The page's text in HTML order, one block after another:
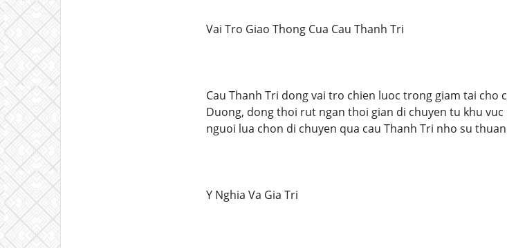
Vai Tro Giao Thong Cua Cau Thanh Tri
Cau Thanh Tri dong vai tro chien luoc trong giam tai
Duong, dong thoi rut ngan thoi gian di chuyen tu khu
nguoi lua chon di chuyen qua cau Thanh Tri nho su
Y Nghia Va Gia Tri